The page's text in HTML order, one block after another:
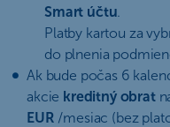
Smart účtu.
Platby kartou za
do plnenia
Ak bude počas 6
akcie kreditný obrat
EUR /mesiac (bez